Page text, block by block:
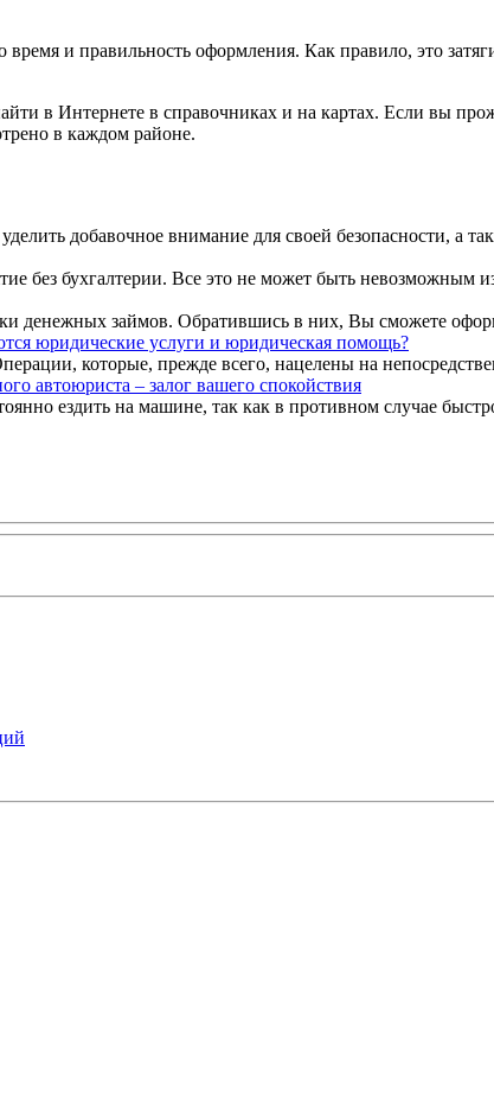
и правильность оформления. Как правило, это
в Интернете в справочниках и на картах. Если вы
в каждом районе.
добавочное внимание для своей безопасности, а
без бухгалтерии. Все это не может быть невозможным
денежных займов. Обратившись в них, Вы сможете
юридические услуги и юридическая помощь?
которые, прежде всего, нацелены на
автоюриста – залог вашего спокойствия
ездить на машине, так как в противном случае